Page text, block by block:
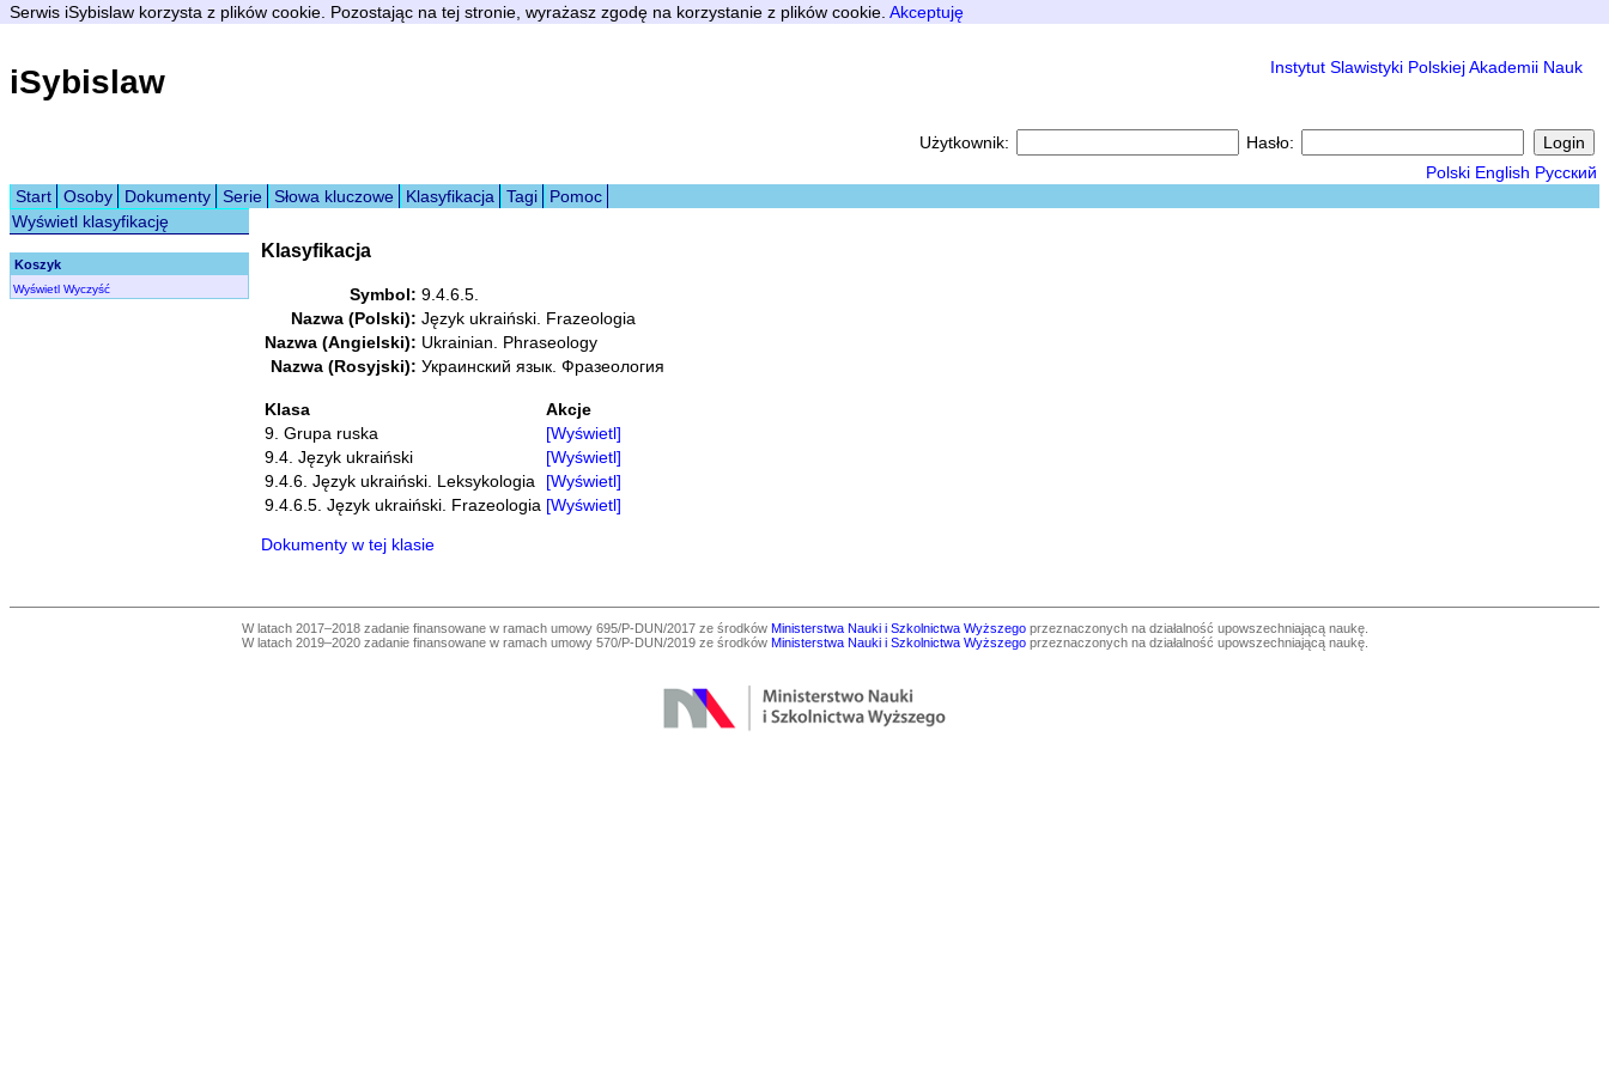
Serwis iSybislaw korzysta z plików cookie. Pozostając na tej stronie, wyrażasz zgodę na korzystanie z plików cookie. Akceptuję
iSybislaw Instytut Slawistyki Polskiej Akademii Nauk
Użytkownik:
Hasło:
Polski English Русский
Start
Osoby Dokumenty Serie Słowa kluczowe Klasyfikacja Tagi
Pomoc
Wyświetl klasyfikację
Koszyk
Wyświetl Wyczyść
Klasyfikacja
Symbol: 9.4.6.5.
Nazwa (Polski): Język ukraiński. Frazeologia
Nazwa (Angielski): Ukrainian. Phraseology
Nazwa (Rosyjski): Украинский язык. Фразеология
Klasa
Akcje
9. Grupa ruska
[Wyświetl]
9.4. Język ukraiński
[Wyświetl]
9.4.6. Język ukraiński. Leksykologia
[Wyświetl]
9.4.6.5. Język ukraiński. Frazeologia [Wyświetl]
Dokumenty w tej klasie
W latach 2017–2018 zadanie finansowane w ramach umowy 695/P-DUN/2017 ze środków Ministerstwa Nauki i Szkolnictwa Wyższegoprzeznaczonych na działalność upowszechniającą naukę.
W latach 2019–2020 zadanie finansowane w ramach umowy 570/P-DUN/2019 ze środków Ministerstwa Nauki i Szkolnictwa Wyższegoprzeznaczonych na działalność upowszechniającą naukę.